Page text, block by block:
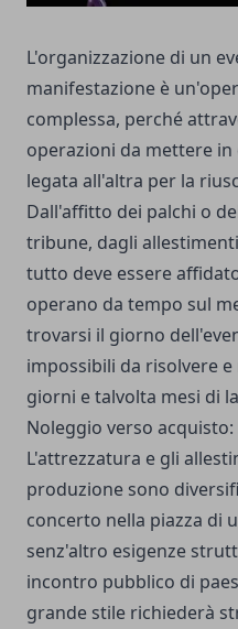
L'organizzazione di un
manifestazione è
complessa, perché
operazioni da mettere
legata all'altra per la
Dall'affitto dei palchi o
tribune, dagli
tutto deve essere
operano da tempo sul
trovarsi il giorno
impossibili da risolvere
giorni e talvolta mesi di
Noleggio verso
L'attrezzatura e gli
produzione sono
concerto nella piazza di
senz'altro esigenze
incontro pubblico di
grande stile richiederà